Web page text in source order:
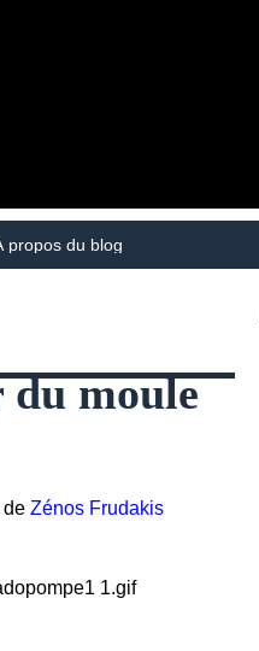
propos du blog
moule
de Zénos Frudakis